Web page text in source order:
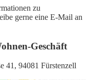
zu
gerne eine E-Mail an
Geschäft
41, 94081 Fürstenzell